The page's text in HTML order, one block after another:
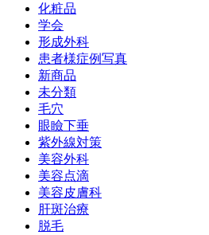
化粧品
学会
形成外科
患者様症例写真
新商品
未分類
毛穴
眼瞼下垂
紫外線対策
美容外科
美容点滴
美容皮膚科
肝斑治療
脱毛